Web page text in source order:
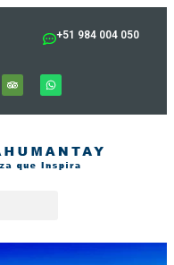
+51 984 004 050